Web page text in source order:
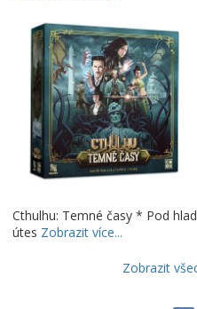
Cthulhu: Temné časy * Pod
útes Zobrazit více...
Zobrazit